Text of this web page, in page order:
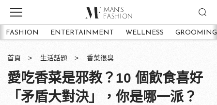
FASHION ENTERTAINMENT WELLNESS GROOMING
首頁 生活話題 香菜很臭
愛吃香菜是邪教？10 個飲食喜好
「矛盾大對決」，你是哪一派？